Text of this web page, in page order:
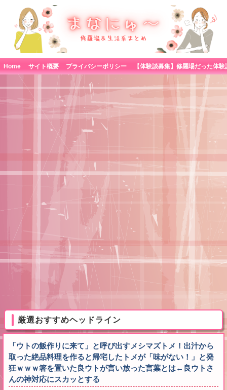
Home サイト概要 プライバシーポリシー
厳選おすすめヘッドライン
「ウトの飯作りに来て」と呼び出すメシマズトメ！出汁から
取った絶品料理を作ると帰宅したトメが「味がない！」と発
狂ｗｗｗ箸を置いた良ウトが言い放った言葉とは←良ウトさ
んの神対応にスカッとする